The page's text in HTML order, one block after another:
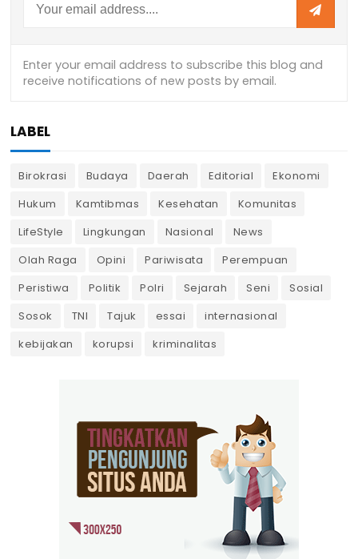
LABEL
Birokrasi Budaya Daerah Editorial
Ekonomi
Hukum
Kamtibmas Kesehatan
Komunitas
LifeStyle
Lingkungan Nasional
News
Olah Raga
Opini Pariwisata
Perempuan
Peristiwa
Politik Polri Sejarah Seni
Sosial
Sosok
TNI Tajuk essai
internasional
kebijakan
korupsi kriminalitas